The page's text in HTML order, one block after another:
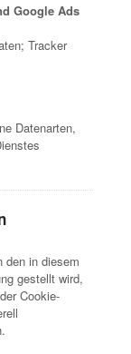
Google Ads
Tracker
Datenarten,
den in diesem
gestellt wird,
Cookie-